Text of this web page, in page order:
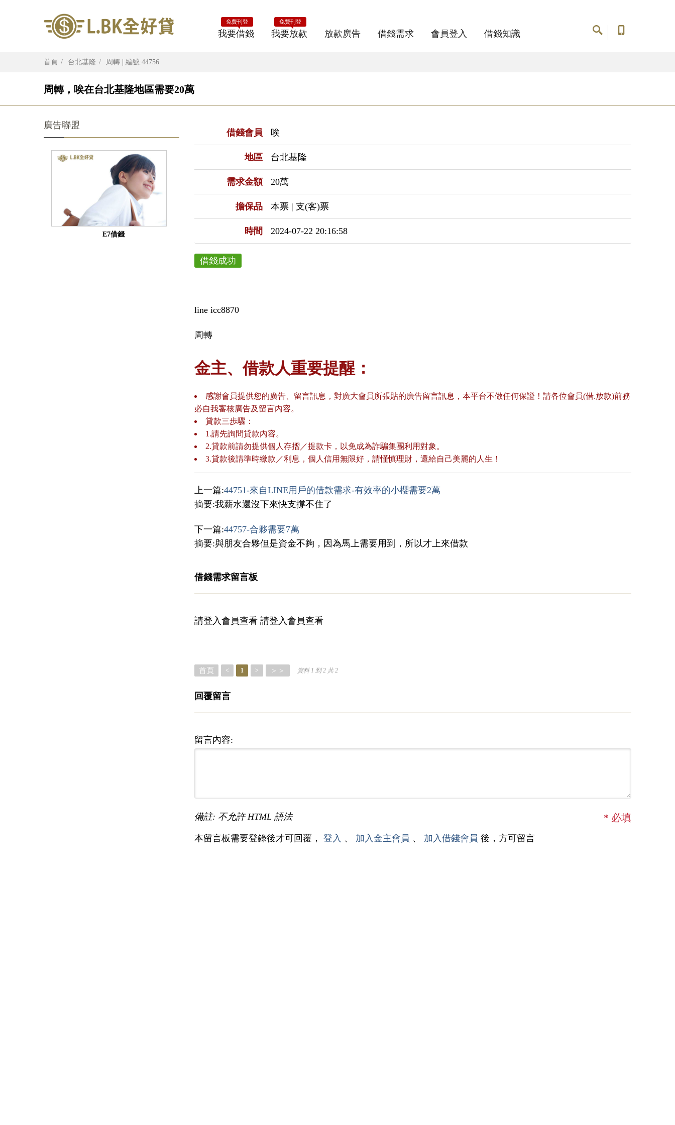
我要借錢
免費刊登
我要放款
免費刊登
放款廣告 借錢需求 會員登入 借錢知識
首頁 台北基隆 周轉 | 編號:44756
周轉，唉在台北基隆地區需要20萬
借錢會員 唉
地區 台北基隆
需求金額 20萬
擔保品 本票 | 支(客)票
時間 2024-07-22 20:16:58
借錢成功
line icc8870
周轉
金主、借款人重要提醒：
感謝會員提供您的廣告、留言訊息，對廣大會員所張貼的廣告留言訊息，本平台不做任何保證！請各位會員(借.放款)前務
必自我審核廣告及留言內容。
貸款三歩驟：
1.請先詢問貸款內容。
2.貸款前請勿提供個人存摺／提款卡，以免成為詐騙集團利用對象。
3.貸款後請準時繳款／利息，個人信用無限好，請慬慎理財，還給自己美麗的人生！
上一篇:44751-來自LINE用戶的借款需求-有效率的小櫻需要2萬
摘要:我薪水還沒下來快支撐不住了
下一篇:44757-合夥需要7萬
摘要:與朋友合夥但是資金不夠，因為馬上需要用到，所以才上來借款
借錢需求留言板
請登入會員查看 請登入會員查看
首頁 < 1 > ＞＞ 資料 1 到 2 共 2
回覆留言
留言內容:
備註: 不允許 HTML 語法 * 必填
本留言板需要登錄後才可回覆， 登入 、 加入金主會員 、 加入借錢會員 後，方可留言
廣告聯盟
E7借錢